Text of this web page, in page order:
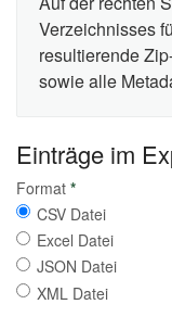
Verzeichnisses
resultierende
sowie alle
Einträge im
Format *
CSV Datei
Excel Datei
JSON Datei
XML Datei